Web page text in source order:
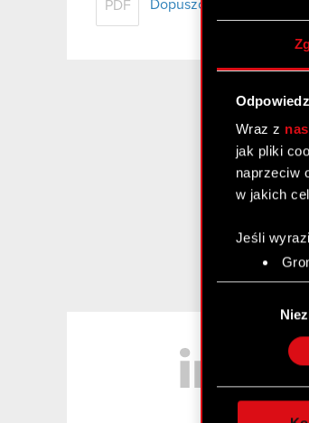
Wraz z
jak pliki
naprzeciw
w jakich
Jeśli
Dowiedz
szczegółów
PDF Dopuszczenie i